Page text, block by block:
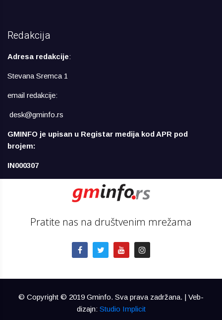
Redakcija
Adresa redakcije:
Stevana Sremca 1
email redakcije:
desk@gminfo.rs
GMINFO je upisan u Registar medija kod APR pod
brojem:
IN000307
Pratite nas na društvenim mrežama
© Copyright © 2019 Gminfo. Sva prava zadržana. | Veb-
dizajn: Studio Implicit